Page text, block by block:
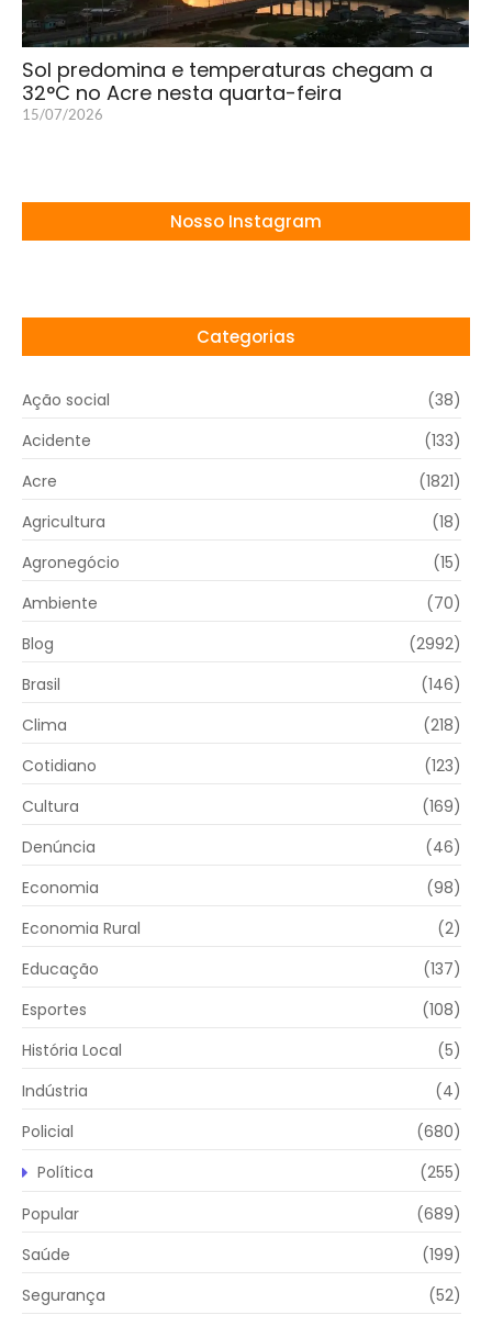
Sol predomina e temperaturas chegam a
32°C no Acre nesta quarta-feira
15/07/2026
Nosso Instagram
Categorias
Ação social
(38)
Acidente
(133)
Acre
(1821)
Agricultura
(18)
Agronegócio
(15)
Ambiente
(70)
Blog
(2992)
Brasil
(146)
Clima
(218)
Cotidiano
(123)
Cultura
(169)
Denúncia
(46)
Economia
(98)
Economia Rural
(2)
Educação
(137)
Esportes
(108)
História Local
(5)
Indústria
(4)
Policial
(680)
Política
(255)
Popular
(689)
Saúde
(199)
Segurança
(52)